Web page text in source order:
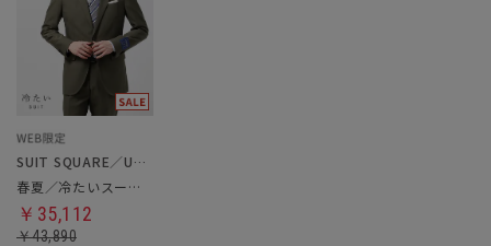
SUIT SQUARE／UNIVERSAL LANGUAGE
春夏／冷たいスーツ／ツーパンツ
￥35,112
￥43,890